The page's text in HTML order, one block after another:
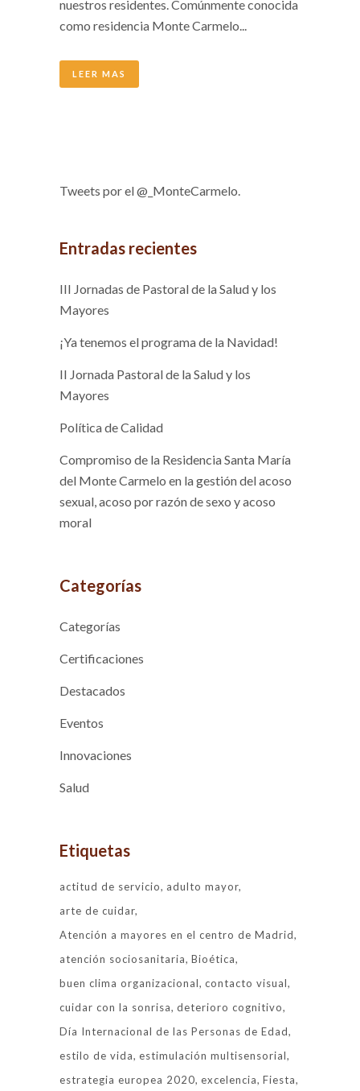
nuestros residentes. Comúnmente conocida
como residencia Monte Carmelo...
LEER MAS
Tweets por el @_MonteCarmelo.
Entradas recientes
III Jornadas de Pastoral de la Salud y los
Mayores
¡Ya tenemos el programa de la Navidad!
II Jornada Pastoral de la Salud y los
Mayores
Política de Calidad
Compromiso de la Residencia Santa María
del Monte Carmelo en la gestión del acoso
sexual, acoso por razón de sexo y acoso
moral
Categorías
Categorías
Certificaciones
Destacados
Eventos
Innovaciones
Salud
Etiquetas
actitud de servicio
adulto mayor
arte de cuidar
Atención a mayores en el centro de Madrid
atención sociosanitaria Bioética
buen clima organizacional contacto visual
cuidar con la sonrisa deterioro cognitivo
Día Internacional de las Personas de Edad
estilo de vida estimulación multisensorial
estrategia europea 2020 excelencia Fiesta